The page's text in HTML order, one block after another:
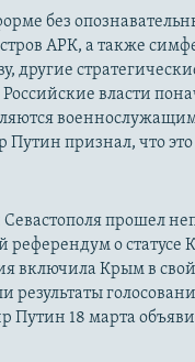
без
АРК, а также
другие
власти
признал, что
Севастополя прошел
о статусе
включила Крым в
Путин 18 марта